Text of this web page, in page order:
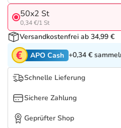
Vitamine & Mineralstoffe
Marken
50x2 St
0,34 €/1 St
Versandkostenfrei ab 34,99 €
APO Cash +0,34 €
Schnelle Lieferung
Sichere Zahlung
Geprüfter Shop